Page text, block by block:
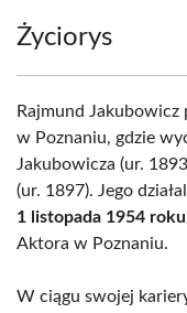
Życiorys
Rajmund Jakubowicz
w Poznaniu, gdzie
Jakubowicza (ur.
(ur. 1897). Jego
1 listopada 1954 roku
Aktora w Poznaniu.
W ciągu swojej